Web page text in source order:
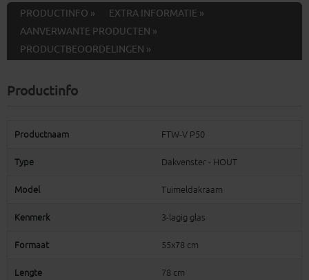
PRODUCTINFO »
EXTRA INFORMATIE »
AANVERWANTE PRODUCTEN »
PRODUCTBEOORDELINGEN »
Productinfo
Productnaam FTW-V P50
Type Dakvenster - HOUT
Model Tuimeldakraam
Kenmerk 3-lagig glas
Formaat 55x78 cm
Lengte 78 cm